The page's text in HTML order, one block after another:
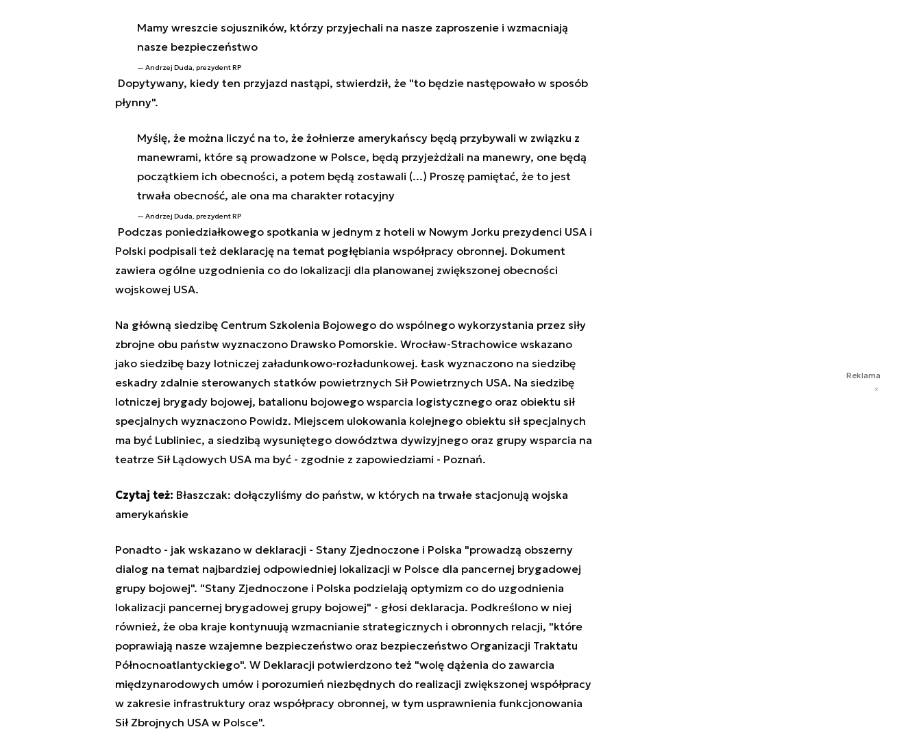
Mamy wreszcie sojuszników, którzy przyjechali na nasze zaproszenie i wzmacniają
nasze bezpieczeństwo
Andrzej Duda, prezydent RP
Dopytywany, kiedy ten przyjazd nastąpi, stwierdził, że "to będzie następowało w sposób
płynny".
Myślę, że można liczyć na to, że żołnierze amerykańscy będą przybywali w związku z
manewrami, które są prowadzone w Polsce, będą przyjeżdżali na manewry, one będą
początkiem ich obecności, a potem będą zostawali (...) Proszę pamiętać, że to jest
trwała obecność, ale ona ma charakter rotacyjny
Andrzej Duda, prezydent RP
Podczas poniedziałkowego spotkania w jednym z hoteli w Nowym Jorku prezydenci USA i
Polski podpisali też deklarację na temat pogłębiania współpracy obronnej. Dokument
zawiera ogólne uzgodnienia co do lokalizacji dla planowanej zwiększonej obecności
wojskowej USA.
Na główną siedzibę Centrum Szkolenia Bojowego do wspólnego wykorzystania przez siły
zbrojne obu państw wyznaczono Drawsko Pomorskie. Wrocław-Strachowice wskazano
jako siedzibę bazy lotniczej załadunkowo-rozładunkowej. Łask wyznaczono na siedzibę
eskadry zdalnie sterowanych statków powietrznych Sił Powietrznych USA. Na siedzibę
lotniczej brygady bojowej, batalionu bojowego wsparcia logistycznego oraz obiektu sił
specjalnych wyznaczono Powidz. Miejscem ulokowania kolejnego obiektu sił specjalnych
ma być Lubliniec, a siedzibą wysuniętego dowództwa dywizyjnego oraz grupy wsparcia na
teatrze Sił Lądowych USA ma być - zgodnie z zapowiedziami - Poznań.
Czytaj też: Błaszczak: dołączyliśmy do państw, w których na trwałe stacjonują wojska
amerykańskie
Ponadto - jak wskazano w deklaracji - Stany Zjednoczone i Polska "prowadzą obszerny
dialog na temat najbardziej odpowiedniej lokalizacji w Polsce dla pancernej brygadowej
grupy bojowej". "Stany Zjednoczone i Polska podzielają optymizm co do uzgodnienia
lokalizacji pancernej brygadowej grupy bojowej" - głosi deklaracja. Podkreślono w niej
również, że oba kraje kontynuują wzmacnianie strategicznych i obronnych relacji, "które
poprawiają nasze wzajemne bezpieczeństwo oraz bezpieczeństwo Organizacji Traktatu
Północnoatlantyckiego". W Deklaracji potwierdzono też "wolę dążenia do zawarcia
międzynarodowych umów i porozumień niezbędnych do realizacji zwiększonej współpracy
w zakresie infrastruktury oraz współpracy obronnej, w tym usprawnienia funkcjonowania
Sił Zbrojnych USA w Polsce".
Reklama